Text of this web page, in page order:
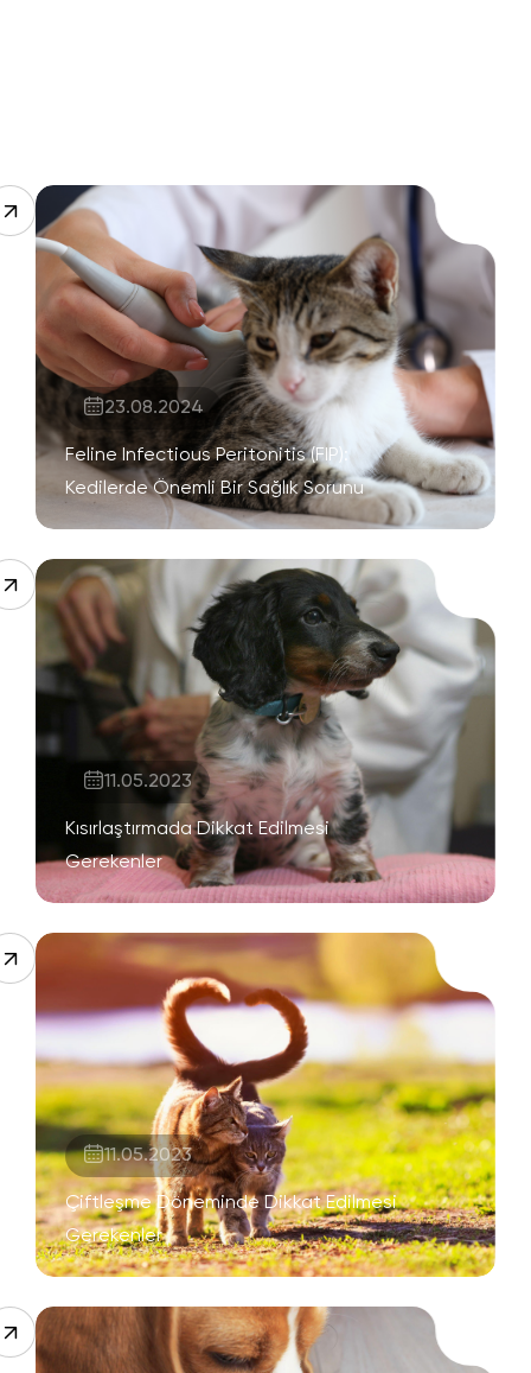
23.08.2024
Feline Infectious Peritonitis (FIP):
Kedilerde Önemli Bir Sağlık Sorunu
11.05.2023
Kısırlaştırmada Dikkat Edilmesi
Gerekenler
11.05.2023
Çiftleşme Döneminde Dikkat Edilmesi
Gerekenler